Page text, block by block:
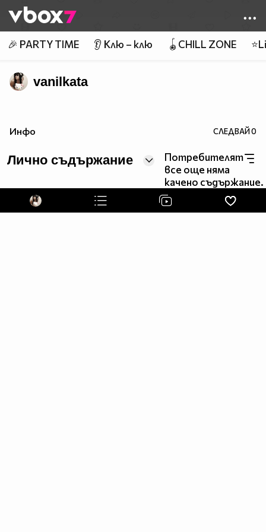
👾
🎉 PARTY TIME 👂 Клю – клю 🪀CHILL ZONE
vanilkata
Инфо СЛЕДВАЙ0
Лично съдържание
Потребителят
все още няма
качено съдържание.